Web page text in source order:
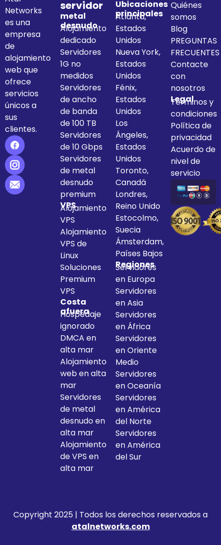
Networks
es una
empresa
de
alojamiento
web que
ofrece
servicios
únicos a
sus
clientes.
servidor
metal
desnudo
Alojamiento
dedicado
Servidores
1G no
medidos
Servidores
de ancho
de banda
de 100 TB
Servidores
de 10 Gbps
Servidores
de metal
desnudo
premium
VPS
Alojamiento
VPS
Alojamiento
VPS de
Linux
Soluciones
Premium
VPS
Costa
afuera
Hospedaje
ignorado
DMCA en
alta mar
Alojamiento
web en alta
mar
Servidores
de metal
desnudo en
alta mar
Alojamiento
de VPS en
alta mar
Ubicaciones
principales
Atlanta,
Estados
Unidos
Nueva York,
Estados
Unidos
Fénix,
Estados
Unidos
Los
Ángeles,
Estados
Unidos
Toronto,
Canadá
Londres,
Reino Unido
Estocolmo,
Suecia
Ámsterdam,
Países Bajos
Regiones
Servidores
en Europa
Servidores
en Asia
Servidores
en África
Servidores
en Oriente
Medio
Servidores
en Oceanía
Servidores
en América
del Norte
Servidores
en América
del Sur
Quiénes
somos
Blog
PREGUNTAS
FRECUENTES
Contacte
con
nosotros
Legal
Términos y
condiciones
Política de
privacidad
Acuerdo de
nivel de
servicio
Copyright 2025 | Todos los derechos reservados a
atalnetworks.com